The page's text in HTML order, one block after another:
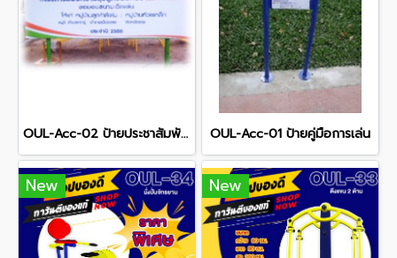
OUL-Acc-02 ป้ายประชาสัมพันธ์โครงการ OUL-Acc-01 ป้ายคู่มือการเล่น
New New